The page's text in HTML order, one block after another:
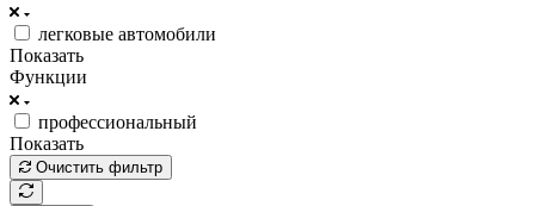
легковые автомобили
Показать
Функции
профессиональный
Показать
Очистить фильтр